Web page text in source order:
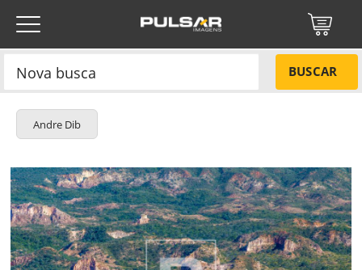
BUSCAR
Andre Dib
Título do projeto
Códigos
NÃO
Título do projeto